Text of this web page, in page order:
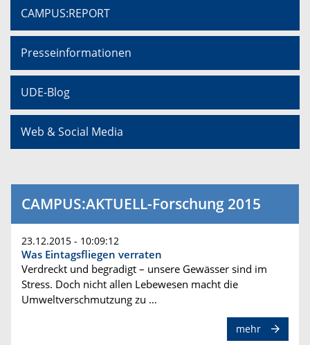
CAMPUS:REPORT
Presseinformationen
UDE-Blog
Web & Social Media
CAMPUS:AKTUELL-Forschung 2015
23.12.2015 - 10:09:12
Was Eintagsfliegen verraten
Verdreckt und begradigt – unsere Gewässer sind im
Stress. Doch nicht allen Lebewesen macht die
Umweltverschmutzung zu …
mehr